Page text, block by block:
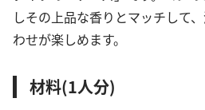
しその上品な香りとマッチして
わせが楽しめます。
材料(1人分)